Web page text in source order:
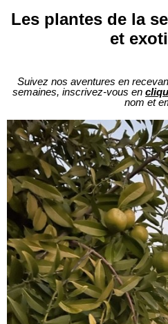
Les plantes de la
et
Suivez nos aventures en
semaines, inscrivez-vous en
nom et